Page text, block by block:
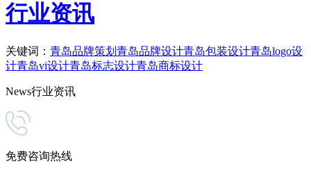
行业资讯
关键词： 青岛品牌策划 青岛品牌设计青岛包装设计青岛logo设
计青岛vi设计青岛标志设计青岛商标设计
News行业资讯
免费咨询热线